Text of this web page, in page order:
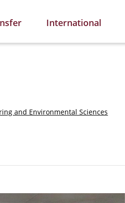
International
and Environmental Sciences